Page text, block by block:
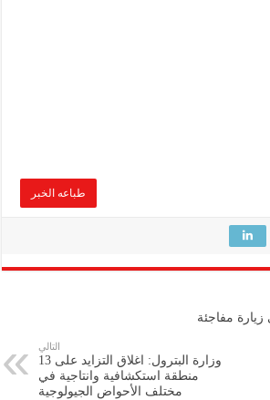
طباعه الخبر
مفاجئة
التالي
وزارة البترول: اغلاق التزايد على 13
منطقة استكشافية وانتاجية في
مختلف الأحواض الجيولوجية